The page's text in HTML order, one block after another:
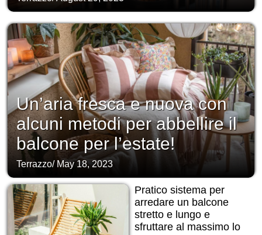
Un’aria fresca e nuova con
alcuni metodi per abbellire il
balcone per l’estate!
Terrazzo/ May 18, 2023
Pratico sistema per
arredare un balcone
stretto e lungo e
sfruttare al massimo lo